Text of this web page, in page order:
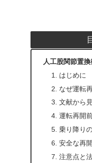
人工股関節置
1. はじめに
2. なぜ運転
3. 文献から
4. 運転再開
5. 乗り降り
6. 安全な再
7. 注意点と